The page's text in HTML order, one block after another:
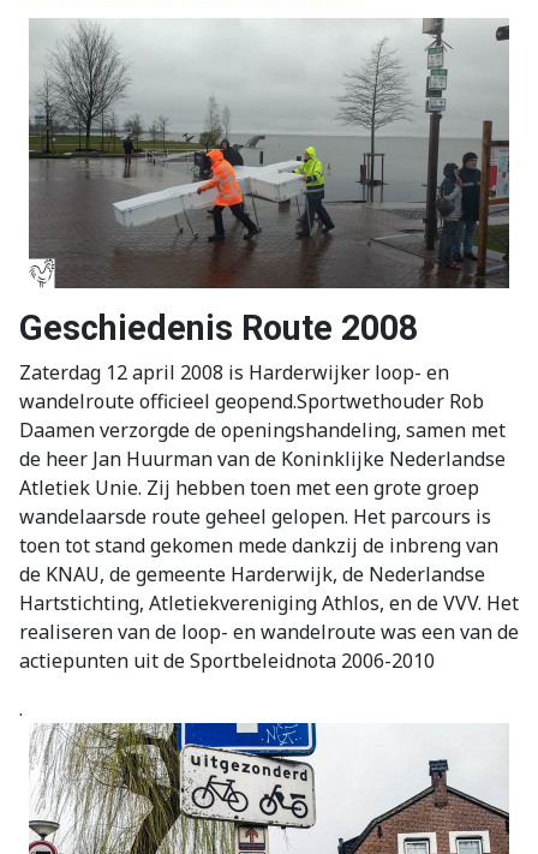
Geschiedenis Route 2008
Zaterdag 12 april 2008 is Harderwijker loop- en
wandelroute officieel geopend.Sportwethouder Rob
Daamen verzorgde de openingshandeling, samen met
de heer Jan Huurman van de Koninklijke Nederlandse
Atletiek Unie. Zij hebben toen met een grote groep
wandelaarsde route geheel gelopen. Het parcours is
toen tot stand gekomen mede dankzij de inbreng van
de KNAU, de gemeente Harderwijk, de Nederlandse
Hartstichting, Atletiekvereniging Athlos, en de VVV. Het
realiseren van de loop- en wandelroute was een van de
actiepunten uit de Sportbeleidnota 2006-2010
.